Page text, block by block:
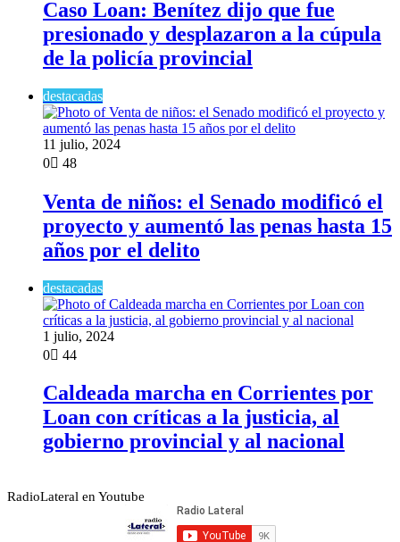
Caso Loan: Benítez dijo que fue
presionado y desplazaron a la cúpula
de la policía provincial
destacadas
11 julio, 2024
0
48
Venta de niños: el Senado modificó el
proyecto y aumentó las penas hasta 15
años por el delito
destacadas
1 julio, 2024
0
44
Caldeada marcha en Corrientes por
Loan con críticas a la justicia, al
gobierno provincial y al nacional
RadioLateral en Youtube